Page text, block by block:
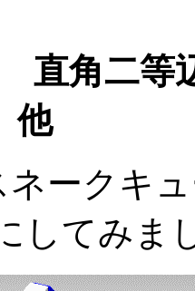
直角二等
他
ークキ
してみま